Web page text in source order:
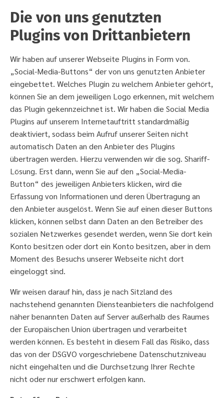
Die von uns genutzten
Plugins von Drittanbietern
Wir haben auf unserer Webseite Plugins in Form von.
„Social-Media-Buttons“ der von uns genutzten Anbieter
eingebettet. Welches Plugin zu welchem Anbieter gehört,
können Sie an dem jeweiligen Logo erkennen, mit welchem
das Plugin gekennzeichnet ist. Wir haben die Social Media
Plugins auf unserem Internetauftritt standardmäßig
deaktiviert, sodass beim Aufruf unserer Seiten nicht
automatisch Daten an den Anbieter des Plugins
übertragen werden. Hierzu verwenden wir die sog. Shariff-
Lösung. Erst dann, wenn Sie auf den „Social-Media-
Button“ des jeweiligen Anbieters klicken, wird die
Erfassung von Informationen und deren Übertragung an
den Anbieter ausgelöst. Wenn Sie auf einen dieser Buttons
klicken, können selbst dann Daten an den Betreiber des
sozialen Netzwerkes gesendet werden, wenn Sie dort kein
Konto besitzen oder dort ein Konto besitzen, aber in dem
Moment des Besuchs unserer Webseite nicht dort
eingeloggt sind.
Wir weisen darauf hin, dass je nach Sitzland des
nachstehend genannten Diensteanbieters die nachfolgend
näher benannten Daten auf Server außerhalb des Raumes
der Europäischen Union übertragen und verarbeitet
werden können. Es besteht in diesem Fall das Risiko, dass
das von der DSGVO vorgeschriebene Datenschutzniveau
nicht eingehalten und die Durchsetzung Ihrer Rechte
nicht oder nur erschwert erfolgen kann.